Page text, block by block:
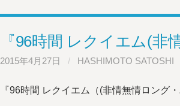
『96時間 レクイエム(
2015年4月27日 / HASHIMOTO SATOSHI
『96時間 レクイエム（(非情無情ロング